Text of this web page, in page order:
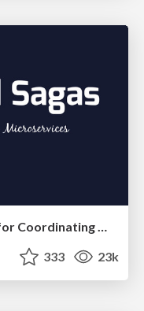
Distributed Sagas: A Protocol for Coordinating Microservices
333 23k